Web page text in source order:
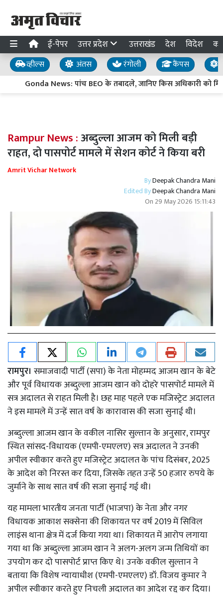
ई-पेपर उत्तर प्रदेश उत्तराखंड देश विदेश
व्हील्स अंतस रंगोली कैंपस
Gonda News: पांच BEO के तबादले, जानिए किस अधिकारी को
Rampur News :अब्दुल्ला आजम को मिली बड़ी
राहत, दो पासपोर्ट मामले में सेशन कोर्ट ने किया बरी
Amrit Vichar Network
ByDeepak Chandra Mani
Edited ByDeepak Chandra Mani
On 29 May 2026 15:11:43
रामपुर। समाजवादी पार्टी (सपा) के नेता मोहम्मद आजम खान के बेटे
और पूर्व विधायक अब्दुल्ला आजम खान को दोहरे पासपोर्ट मामले में
सत्र अदालत से राहत मिली है। छह माह पहले एक मजिस्ट्रेट अदालत
ने इस मामले में उन्हें सात वर्ष के कारावास की सजा सुनाई थी।
अब्दुल्ला आजम खान के वकील नासिर सुल्तान के अनुसार, रामपुर
स्थित सांसद-विधायक (एमपी-एमएलए) सत्र अदालत ने उनकी
अपील स्वीकार करते हुए मजिस्ट्रेट अदालत के पांच दिसंबर, 2025
के आदेश को निरस्त कर दिया, जिसके तहत उन्हें 50 हजार रुपये के
जुर्माने के साथ सात वर्ष की सजा सुनाई गई थी।
यह मामला भारतीय जनता पार्टी (भाजपा) के नेता और नगर
विधायक आकाश सक्सेना की शिकायत पर वर्ष 2019 में सिविल
लाइंस थाना क्षेत्र में दर्ज किया गया था। शिकायत में आरोप लगाया
गया था कि अब्दुल्ला आजम खान ने अलग-अलग जन्म तिथियों का
उपयोग कर दो पासपोर्ट प्राप्त किए थे। उनके वकील सुल्तान ने
बताया कि विशेष न्यायाधीश (एमपी-एमएलए) डॉ. विजय कुमार ने
अपील स्वीकार करते हुए निचली अदालत का आदेश रद्द कर दिया।